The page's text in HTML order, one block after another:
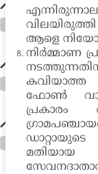
ആളെ
നിർമ്മാണ
ഫോൺ
പ്രകാരം